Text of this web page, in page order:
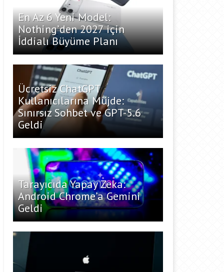
En Az 6 Yeni Model:
Nothing’den 2027 için
İddialı Büyüme Planı
Ücretsiz ChatGPT
Kullanıcılarına Müjde:
Sınırsız Sohbet ve GPT-5.6
Geldi
Tarayıcıda Yapay Zeka:
Android Chrome’a Gemini
Geldi